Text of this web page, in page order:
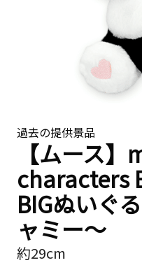
過去の提供景品
【ムース
characters
BIGぬいぐ
ャミー〜
約29cm